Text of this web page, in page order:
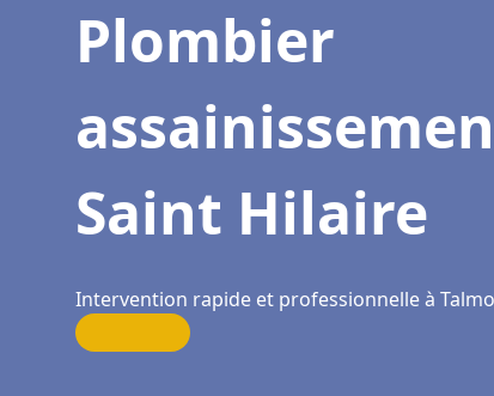
Plombier
Saint Hilaire
Intervention rapide et professionnelle à